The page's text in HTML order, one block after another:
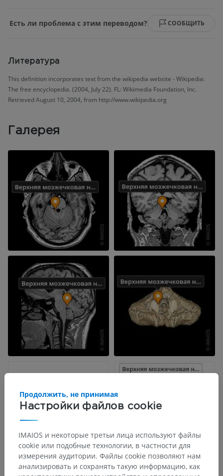
Есть ли проблема с этим переводом? СООБЩИТЬ
Литература
This definition incorporates text from the wikipedia website - Wikipedia:
The free encyclopedia. (2004, July 22). FL: Wikimedia Foundation, Inc.
Retrieved August 10, 2004, from http://www.wikipedia.org
Галерея
Настройки файлов cookie
Продолжить, не принимая
IMAIOS и некоторые третьи лица используют файлы
cookie или подобные технологии, в частности для
измерения аудитории. Файлы cookie позволяют нам
анализировать и сохранять такую информацию, как